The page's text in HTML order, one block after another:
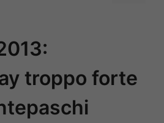
troppo forte